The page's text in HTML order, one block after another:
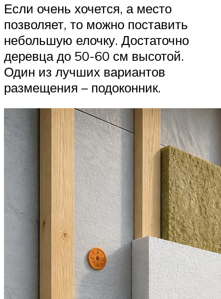
Если очень хочется, а место
позволяет, то можно поставить
небольшую елочку. Достаточно
деревца до 50-60 см высотой.
Один из лучших вариантов
размещения – подоконник.